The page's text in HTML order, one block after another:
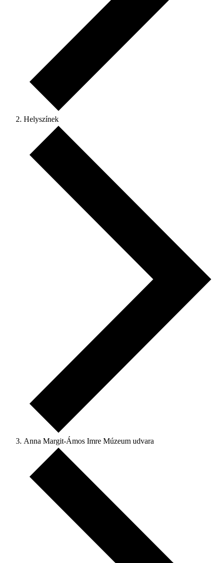
Helyszínek
Anna Margit-Ámos Imre Múzeum udvara